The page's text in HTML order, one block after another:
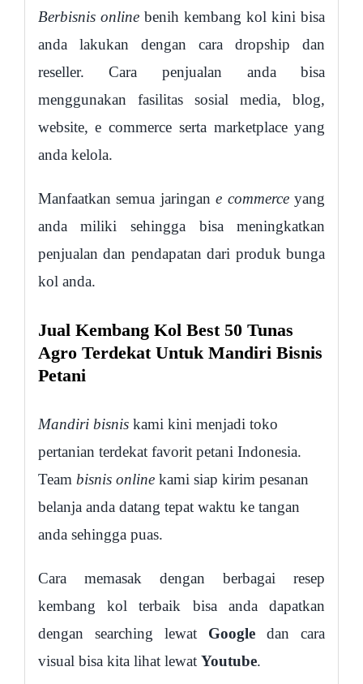
Berbisnis onlinebenih kembang kol kini bisa
anda lakukan dengan cara dropship dan
reseller. Cara penjualan anda bisa
menggunakan fasilitas sosial media, blog,
website, e commerce serta marketplace yang
anda kelola.
Manfaatkan semua jaringane commerceyang
anda miliki sehingga bisa meningkatkan
penjualan dan pendapatan dari produk bunga
kol anda.
Jual Kembang Kol Best 50 Tunas
Agro Terdekat Untuk Mandiri Bisnis
Petani
Mandiri bisniskami kini menjadi toko
pertanian terdekat favorit petani Indonesia.
Team bisnis onlinekami siap kirim pesanan
belanja anda datang tepat waktu ke tangan
anda sehingga puas.
Cara memasak dengan berbagai resep
kembang kol terbaik bisa anda dapatkan
dengan searching lewat Google dan cara
visual bisa kita lihat lewat Youtube.